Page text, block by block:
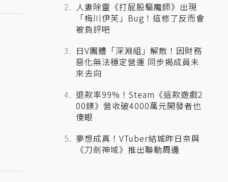
人妻除靈《打屁股驅魔師》出現
「梅川伊芙」Bug！這修了反而會
被負評吧
日V團體「深淵組」解散！因財務
惡化無法穩定營運 同步揭成員未
來去向
退款率99%！Steam《這款遊戲2
00鎂》營收破4000萬元開發者也
傻眼
夢想成真！VTuber結城昨日奈與
《刀劍神域》推出聯動周邊